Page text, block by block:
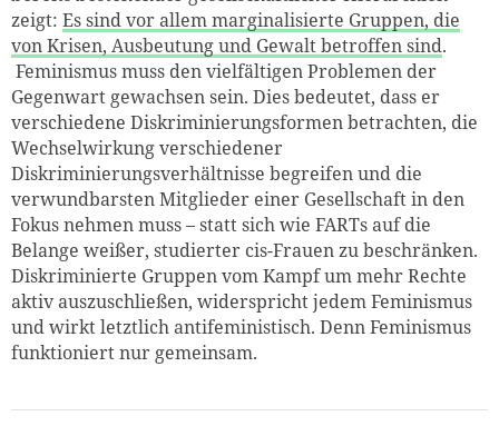
zeigt: Es sind vor allem marginalisierte Gruppen, die
von Krisen, Ausbeutung und Gewalt betroffen sind.
Feminismus muss den vielfältigen Problemen der
Gegenwart gewachsen sein. Dies bedeutet, dass er
verschiedene Diskriminierungsformen betrachten, die
Wechselwirkung verschiedener
Diskriminierungsverhältnisse begreifen und die
verwundbarsten Mitglieder einer Gesellschaft in den
Fokus nehmen muss – statt sich wie FARTs auf die
Belange weißer, studierter cis-Frauen zu beschränken.
Diskriminierte Gruppen vom Kampf um mehr Rechte
aktiv auszuschließen, widerspricht jedem Feminismus
und wirkt letztlich antifeministisch. Denn Feminismus
funktioniert nur gemeinsam.